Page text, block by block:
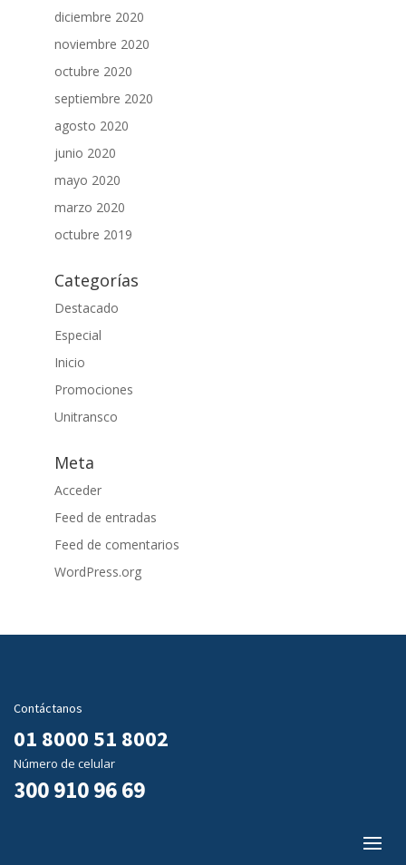
diciembre 2020
noviembre 2020
octubre 2020
septiembre 2020
agosto 2020
junio 2020
mayo 2020
marzo 2020
octubre 2019
Categorías
Destacado
Especial
Inicio
Promociones
Unitransco
Meta
Acceder
Feed de entradas
Feed de comentarios
WordPress.org
Contáctanos
01 8000 51 8002
Número de celular
300 910 96 69